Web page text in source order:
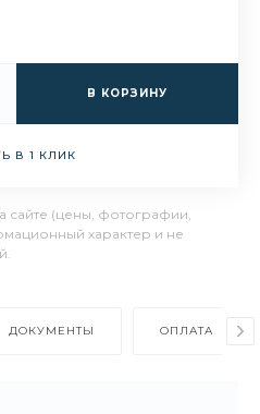
В КОРЗИНУ
В 1 КЛИК
сайте (цены, фотографии,
характер и не
ДОКУМЕНТЫ ОПЛАТА